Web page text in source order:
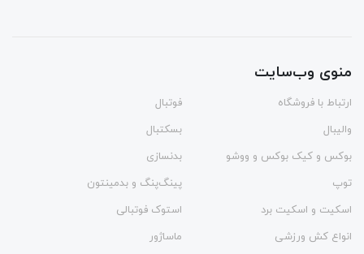
منوی وب‌سایت
ارتباط با فروشگاه
فوتبال
والیبال
بسکتبال
بوکس و کیک بوکس و ووشو
بدنسازی
توپ
پینگ‌پنگ و بدمينتون
اسکیت و اسکیت برد
استوک فوتبالی
انواع کش ورزشی
ماساژور